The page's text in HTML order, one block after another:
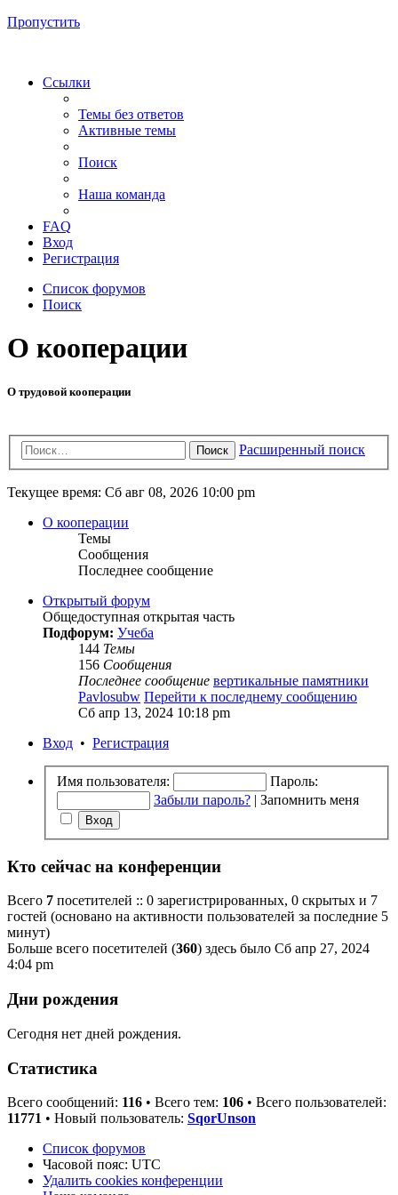
Пропустить
Ссылки
Темы без ответов
Активные темы
Поиск
Наша команда
FAQ
Вход
Регистрация
Список форумов
Поиск
О кооперации
О трудовой кооперации
Поиск Расширенный поиск
Текущее время: Сб авг 08, 2026 10:00 pm
О кооперации
Темы
Сообщения
Последнее сообщение
Открытый форум
Общедоступная открытая часть
Подфорум: Учеба
144 Темы
156 Сообщения
Последнее сообщение вертикальные памятники
Pavlosubw Перейти к последнему сообщению
Сб апр 13, 2024 10:18 pm
Вход • Регистрация
Имя пользователя:
Пароль:
Забыли пароль? | Запомнить меня
Кто сейчас на конференции
Всего 7 посетителей :: 0 зарегистрированных, 0 скрытых и 7
гостей (основано на активности пользователей за последние 5
минут)
Больше всего посетителей (360) здесь было Сб апр 27, 2024
4:04 pm
Дни рождения
Сегодня нет дней рождения.
Статистика
Всего сообщений: 116 • Всего тем: 106 • Всего пользователей:
11771 • Новый пользователь: SqorUnson
Список форумов
Часовой пояс: UTC
Удалить cookies конференции